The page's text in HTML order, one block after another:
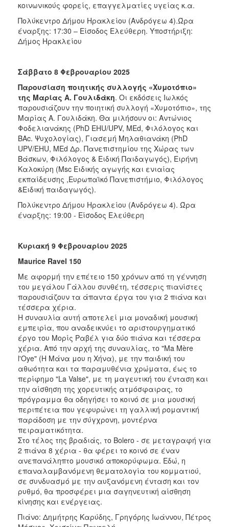
κοινωνικούς φορείς, επαγγελματίες υγείας κ.α.
Πολύκεντρο Δήμου Ηρακλείου (Ανδρόγεω 4).Ώρα
έναρξης: 17:30 – Είσοδος Ελεύθερη. Υποστήριξη:
Δήμος Ηρακλείου
Σάββατο 8 Φεβρουαρίου 2025
Παρουσίαση ποιητικής συλλογής «Χυμοτόπιο»
της Μαρίας Α. Γουλιδάκη. Οι εκδόσεις Ιωλκός
παρουσιάζουν την ποιητική συλλογή «Χυμοτόπιο», της
Μαρίας Α. Γουλιδάκη. Θα μιλήσουν οι: Αντώνιος
Φοδελιανάκης (PhD EHU/UPV, MEd, Φιλόλογος και
BAc. Ψυχολογίας), Γιασεμή Μηλαθιανάκη (PhD
UPV/EHU, MEd Δρ. Πανεπιστημίου της Χώρας των
Βάσκων, Φιλόλογος & Ειδική Παιδαγωγός), Ειρήνη
Καλοκύρη (Μsc Ειδικής αγωγής και ενιαίας
εκπαίδευσης ,Ευρωπαϊκό Πανεπιστήμιο, Φιλόλογος
&Ειδική παιδαγωγός).
Πολύκεντρο Δήμου Ηρακλείου (Ανδρόγεω 4). Ώρα
έναρξης: 19:00 - Είσοδος Ελεύθερη
Κυριακή 9 Φεβρουαρίου 2025
Maurice Ravel 150
Με αφορμή την επέτειο 150 χρόνων από τη γέννηση
του μεγάλου Γάλλου συνθέτη, τέσσερις πιανίστες
παρουσιάζουν τα άπαντα έργα του για 2 πιάνα και
τέσσερα χέρια.
Η συναυλία αυτή αποτελεί μια μοναδική μουσική
εμπειρία, που αναδεικνύει το αριστουργηματικό
έργο του Μορίς Ραβέλ για δύο πιάνα και τέσσερα
χέρια. Από την αρχή της συναυλίας, το "Ma Mère
l'Oye" (Η Μάνα μου η Χήνα), με την παιδική του
αθωότητα και τα παραμυθένια χρώματα, έως το
περίφημο "La Valse", με τη μαγευτική του ένταση και
την αίσθηση της χορευτικής ατμόσφαιρας, το
πρόγραμμα θα οδηγήσει το κοινό σε μια μουσική
περιπέτεια που γεφυρώνει τη γαλλική ρομαντική
παράδοση με την σύγχρονη, μοντέρνα
πειραματικότητα.
Στο τέλος της βραδιάς, το Bolero - σε μεταγραφή για
2 πιάνα 8 χέρια - θα φέρει το κοινό σε έναν
ανεπανάληπτο μουσικό αποκορύφωμα. Εδώ, η
επαναλαμβανόμενη θεματολογία του κομματιού,
σε συνδυασμό με την αυξανόμενη ένταση και τον
ρυθμό, θα προσφέρει μια σαγηνευτική αίσθηση
κίνησης και ενέργειας.
Πιάνο: Δημήτρης Καρύδης, Γρηγόρης Ιωάννου, Πέτρος